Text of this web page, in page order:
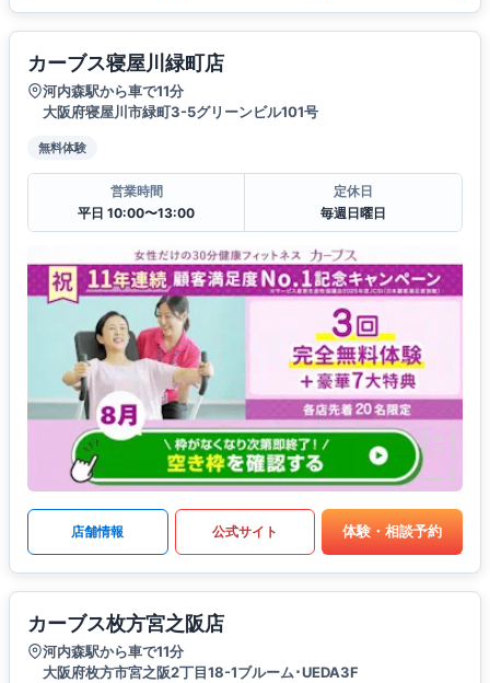
カーブス寝屋川緑町店
河内森駅から車で11分
大阪府寝屋川市緑町3-5グリーンビル101号
無料体験
営業時間
平日 10:00〜13:00
定休日
毎週日曜日
店舗情報 公式サイト 体験・相談予約
カーブス枚方宮之阪店
河内森駅から車で11分
大阪府枚方市宮之阪2丁目18-1ブルーム･UEDA3F